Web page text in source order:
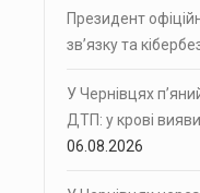
Президент
зв’язку та
У Чернівцях
ДТП: у крові
06.08.2026